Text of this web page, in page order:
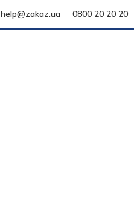
help@zakaz.ua 0800 20 20 20